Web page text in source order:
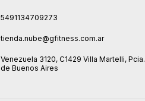
5491134709273
tienda.nube@gfitness.com.ar
Venezuela 3120, C1429 Villa Martelli, Pcia.
de Buenos Aires